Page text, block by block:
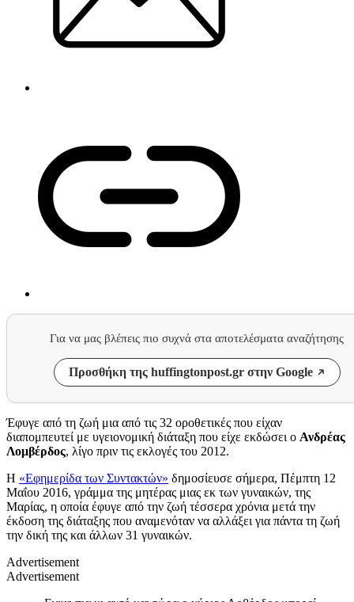
Για να μας βλέπεις πιο συχνά στα αποτελέσματα αναζήτησης
Προσθήκη της huffingtonpost.gr στην Google
Έφυγε από τη ζωή μια από τις 32 οροθετικές που είχαν
διαπομπευτεί με υγειονομική διάταξη που είχε εκδώσει ο Ανδρέας
Λομβέρδος, λίγο πριν τις εκλογές του 2012.
Η «Εφημερίδα των Συντακτών» δημοσίευσε σήμερα, Πέμπτη 12
Μαΐου 2016, γράμμα της μητέρας μιας εκ των γυναικών, της
Μαρίας, η οποία έφυγε από την ζωή τέσσερα χρόνια μετά την
έκδοση της διάταξης που αναμενόταν να αλλάξει για πάντα τη ζωή
την δική της και άλλων 31 γυναικών.
Advertisement
Advertisement